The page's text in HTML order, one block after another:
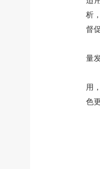
析
督
量
用
色